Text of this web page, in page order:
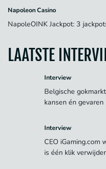
Napoleon Casino
NapoleOINK Jackpot: 3
LAATSTE
Interview
Belgische
kansen én gevaren
Interview
CEO iGaming.com
is één klik